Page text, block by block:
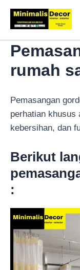
Lewati
rumah
Pemasangan
perhatian khusus
kebersihan, dan
Berikut
: